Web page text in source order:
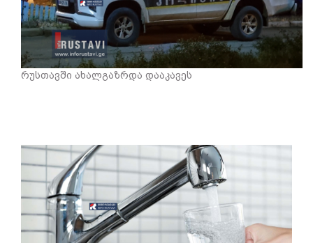
რუსთავში ახალგაზრდა დააკავეს